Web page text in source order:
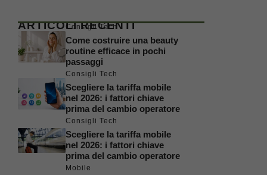
ARTICOLI RECENTI
Consigli Tech
Come costruire una beauty
routine efficace in pochi
passaggi
Consigli Tech
Scegliere la tariffa mobile
nel 2026: i fattori chiave
prima del cambio operatore
Consigli Tech
Scegliere la tariffa mobile
nel 2026: i fattori chiave
prima del cambio operatore
Mobile